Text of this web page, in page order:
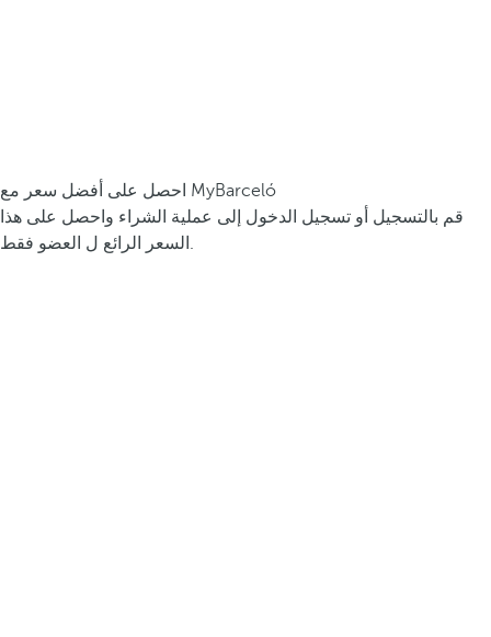
احصل على أفضل سعر مع MyBarceló
قم بالتسجيل أو تسجيل الدخول إلى عملية الشراء واحصل على هذا
السعر الرائع ل العضو فقط.